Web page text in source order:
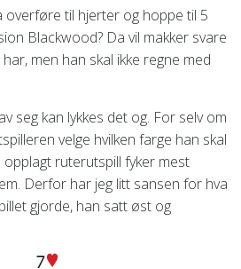
overføre til hjerter og hoppe til 5
Blackwood? Da vil makker svare
men han skal ikke regne med
seg kan lykkes det og. For selv om
velge hvilken farge han skal
opplagt ruterutspill fyker mest
Derfor har jeg litt sansen for hva
gjorde, han satt øst og